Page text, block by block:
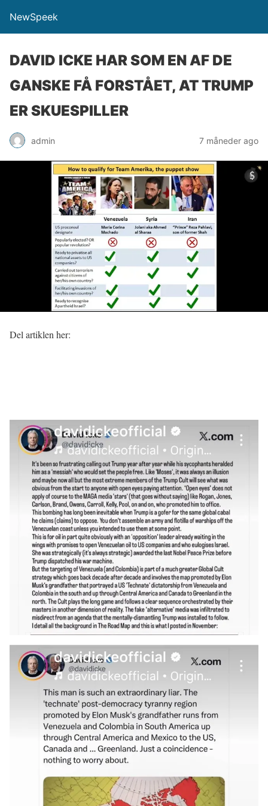
NewSpeek
DAVID ICKE HAR SOM EN AF DE
GANSKE FÅ FORSTÅET, AT TRUMP
ER SKUESPILLER
admin 7 måneder ago
Del artiklen her: